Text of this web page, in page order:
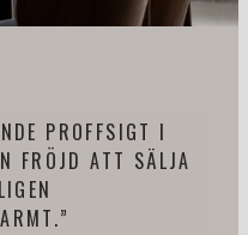
PROFFSIGT I
FRÖJD ATT SÄLJA